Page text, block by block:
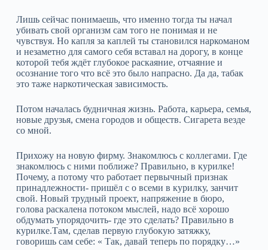
Лишь сейчас понимаешь, что именно тогда ты начал
убивать свой организм сам того не понимая и не
чувствуя. Но капля за каплей ты становился наркоманом
и незаметно для самого себя вставал на дорогу, в конце
которой тебя ждёт глубокое раскаяние, отчаяние и
осознание того что всё это было напрасно. Да да, табак
это таже наркотическая зависимость.
Потом началась будничная жизнь. Работа, карьера, семья,
новые друзья, смена городов и обществ. Сигарета везде
со мной.
Прихожу на новую фирму. Знакомлюсь с коллегами. Где
знакомлюсь с ними поближе? Правильно, в курилке!
Почему, а потому что работает первычный признак
принадлежности- пришёл с о всеми в курилку, занчит
свой. Новый трудный проект, напряжение в бюро,
голова раскалена потоком мыслей, надо всё хорошо
обдумать упорядочить- где это сделать? Правильно в
курилке.Там, сделав первую глубокую затяжку,
говоришь сам себе: « Так, давай теперь по порядку…»